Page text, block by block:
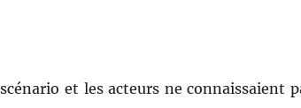
et les acteurs ne connaissaient